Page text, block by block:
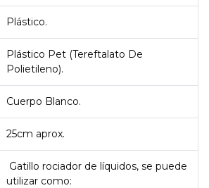
Plástico.
Plástico Pet (Tereftalato De
Polietileno).
Cuerpo Blanco.
25cm aprox.
Gatillo rociador de líquidos, se puede
utilizar como: